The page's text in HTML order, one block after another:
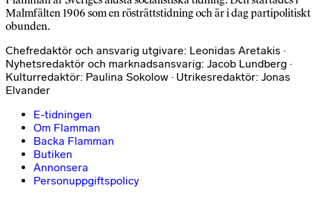
Malmfälten 1906 som en rösträttstidning och är i dag partipolitiskt
obunden.
Chefredaktör och ansvarig utgivare: Leonidas Aretakis ·
Nyhetsredaktör och marknadsansvarig: Jacob Lundberg ·
Kulturredaktör: Paulina Sokolow · Utrikesredaktör: Jonas
Elvander
E-tidningen
Om Flamman
Backa Flamman
Butiken
Annonsera
Personuppgiftspolicy